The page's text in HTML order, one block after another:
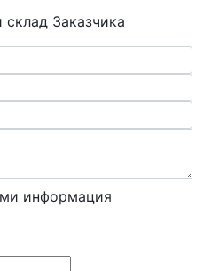
Заказчика
информация